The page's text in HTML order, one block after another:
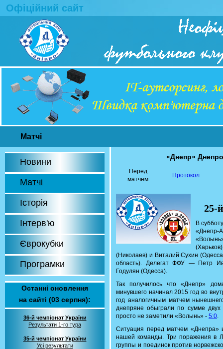
Офіційний сайт
Матчі
Новини
Матчі
Історія
Інтерв'ю
Єврокубки
Програмки
Останні оновлення
на сайті (03 серпня):
36-й чемпіонат України
Результати 1-го тура
35-й чемпіонат України
Усі результати
«Днепр»
Перед
матчем
Протокол
25-
В
«Днепр-
(Николаев) и Виталий Сухин
область). Делегат ФФУ — Петр
Годулян (Одесса).
Так получилось что «Днепр»
минувшего начинал 2015 год во
год аналогичным матчем
днепряне обыграли по сумме
просто не заметили «Волынь» - 5:0.
Ситуация перед матчем «Днепра»
нашей команды. Три поражения в
группы и поединок против